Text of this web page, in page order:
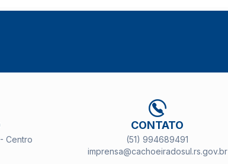
Centro
CONTATO
(51) 994689491
imprensa@cachoeiradosul.rs.gov.br